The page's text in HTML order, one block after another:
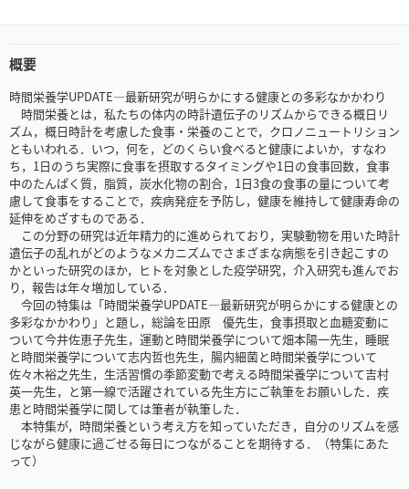
概要
時間栄養学UPDATE―最新研究が明らかにする健康との多彩なかかわり
時間栄養とは，私たちの体内の時計遺伝子のリズムからできる概日リ
ズム，概日時計を考慮した食事・栄養のことで，クロノニュートリション
ともいわれる．いつ，何を，どのくらい食べると健康によいか，すなわ
ち，1日のうち実際に食事を摂取するタイミングや1日の食事回数，食事
中のたんぱく質，脂質，炭水化物の割合，1日3食の食事の量について考
慮して食事をすることで，疾病発症を予防し，健康を維持して健康寿命の
延伸をめざすものである．
この分野の研究は近年精力的に進められており，実験動物を用いた時計
遺伝子の乱れがどのようなメカニズムでさまざまな病態を引き起こすの
かといった研究のほか，ヒトを対象とした疫学研究，介入研究も進んでお
り，報告は年々増加している．
今回の特集は「時間栄養学UPDATE―最新研究が明らかにする健康との
多彩なかかわり」と題し，総論を田原 優先生，食事摂取と血糖変動に
ついて今井佐恵子先生，運動と時間栄養学について畑本陽一先生，睡眠
と時間栄養学について志内哲也先生，腸内細菌と時間栄養学について
佐々木裕之先生，生活習慣の季節変動で考える時間栄養学について吉村
英一先生，と第一線で活躍されている先生方にご執筆をお願いした．疾
患と時間栄養学に関しては筆者が執筆した．
本特集が，時間栄養という考え方を知っていただき，自分のリズムを感
じながら健康に過ごせる毎日につながることを期待する．（特集にあた
って）